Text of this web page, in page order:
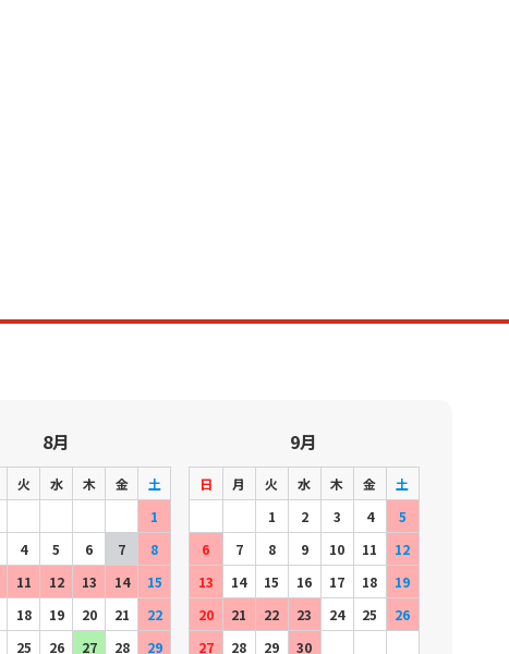
8月
火 水 木 金
土
1
4 5 6 7
8
11 12 13 14
15
18 19 20 21
22
25 26 27 28 29
9月
日 月 火 水 木 金
土
1
2 3 4
5
6
7 8 9 10 11
12
13
14 15 16 17 18
19
20
21 22 23 24 25
26
27
28 29 30